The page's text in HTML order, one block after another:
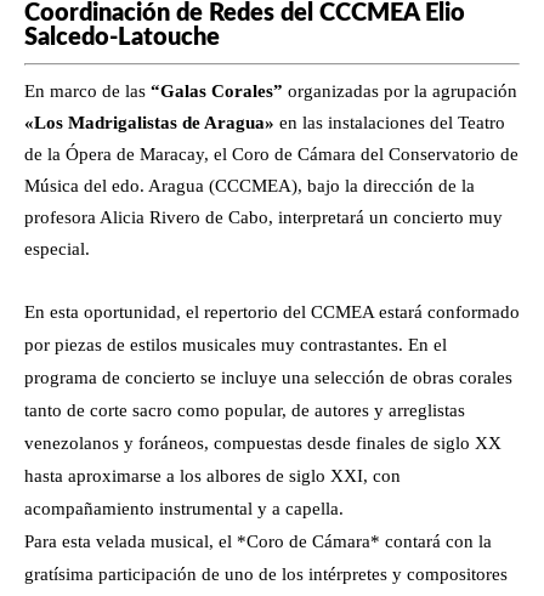
Coordinación de Redes del CCCMEA Elio
Salcedo-Latouche
En marco de las “Galas Corales” organizadas por la agrupación
«Los Madrigalistas de Aragua» en las instalaciones del Teatro
de la Ópera de Maracay, el Coro de Cámara del Conservatorio de
Música del edo. Aragua (CCCMEA), bajo la dirección de la
profesora Alicia Rivero de Cabo, interpretará un concierto muy
especial.
En esta oportunidad, el repertorio del CCMEA estará conformado
por piezas de estilos musicales muy contrastantes. En el
programa de concierto se incluye una selección de obras corales
tanto de corte sacro como popular, de autores y arreglistas
venezolanos y foráneos, compuestas desde finales de siglo XX
hasta aproximarse a los albores de siglo XXI, con
acompañamiento instrumental y a capella.
Para esta velada musical, el *Coro de Cámara* contará con la
gratísima participación de uno de los intérpretes y compositores